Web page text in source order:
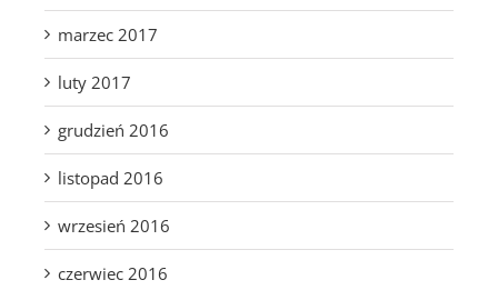
marzec 2017
luty 2017
grudzień 2016
listopad 2016
wrzesień 2016
czerwiec 2016